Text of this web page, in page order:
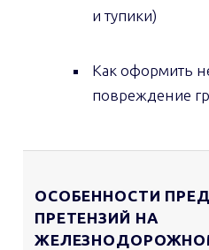
и тупики)
Как оформить
повреждение
ОСОБЕННОСТИ
ПРЕТЕНЗИЙ НА